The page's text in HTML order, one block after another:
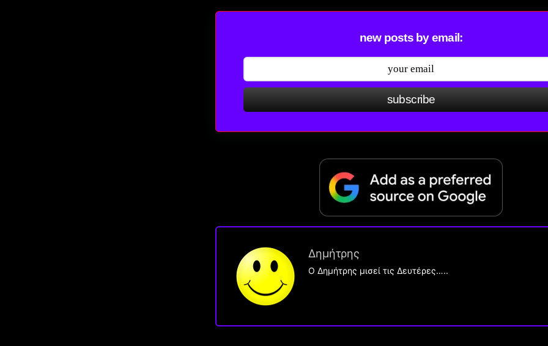
new posts by email:
subscribe
Δημήτρης
O Δημήτρης μισεί τις Δευτέρες…..